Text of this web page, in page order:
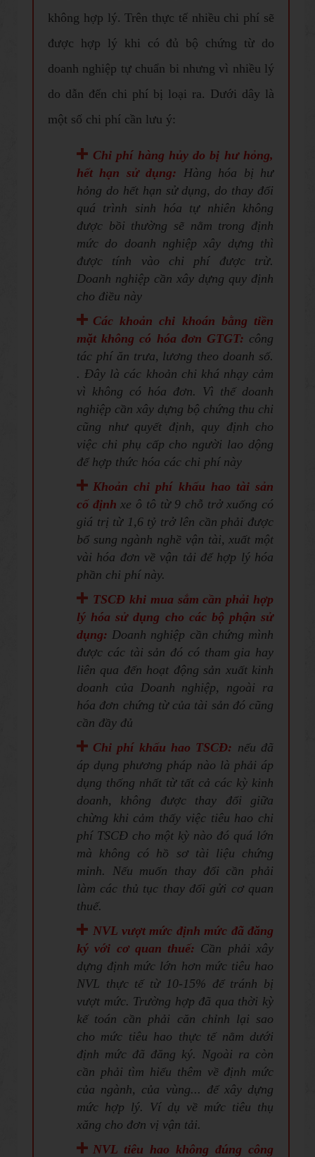
không hợp lý. Trên thực tế nhiều chi phí sẽ
được hợp lý khi có đủ bộ chứng từ do
doanh nghiệp tự chuẩn bi nhưng vì nhiều lý
do dẫn đến chi phí bị loại ra. Dưới dây là
một số chi phí cần lưu ý:
Chi phí hàng hủy do bị hư hỏng,
hết hạn sử dụng: Hàng hóa bị hư
hỏng do hết hạn sử dụng, do thay đổi
quá trình sinh hóa tự nhiên không
được bồi thường sẽ nằm trong định
mức do doanh nghiệp xây dựng thì
được tính vào chi phí được trừ.
Doanh nghiệp cần xây dựng quy định
cho điều này
Các khoản chi khoán bằng tiền
mặt không có hóa đơn GTGT: công
tác phí ăn trưa, lương theo doanh số.
. Đây là các khoản chi khá nhạy cảm
vì không có hóa đơn. Vì thế doanh
nghiệp cần xây dựng bộ chứng thu chi
cũng như quyết định, quy định cho
việc chi phụ cấp cho người lao dộng
để hợp thức hóa các chi phí này
Khoản chi phí khấu hao tài sản
cố định xe ô tô từ 9 chỗ trở xuống có
giá trị từ 1,6 tỷ trở lên cần phải được
bổ sung ngành nghề vận tài, xuất một
vài hóa đơn về vận tải để hợp lý hóa
phần chi phí này.
TSCĐ khi mua sắm cần phải hợp
lý hóa sử dụng cho các bộ phận sử
dụng: Doanh nghiệp cần chứng mình
được các tài sản đó có tham gia hay
liên qua đến hoạt động sản xuất kinh
doanh của Doanh nghiệp, ngoài ra
hóa đơn chứng từ của tài sản đó cũng
cần đầy đủ
Chi phí khấu hao TSCĐ: nếu đã
áp dụng phương pháp nào là phải áp
dụng thống nhất từ tất cả các kỳ kinh
doanh, không được thay đổi giữa
chừng khi cảm thấy việc tiêu hao chi
phí TSCĐ cho một kỳ nào đó quá lớn
mà không có hồ sơ tài liệu chứng
minh. Nếu muốn thay đổi cần phải
làm các thủ tục thay đổi gửi cơ quan
thuế.
NVL vượt mức định mức đã đăng
ký với cơ quan thuế: Cần phải xây
dựng định mức lớn hơn mức tiêu hao
NVL thực tế từ 10-15% để tránh bị
vượt mức. Trường hợp đã qua thời kỳ
kế toán cần phải căn chỉnh lại sao
cho mức tiêu hao thực tế nằm dưới
định mức đã đăng ký. Ngoài ra còn
cần phải tìm hiểu thêm về định mức
của ngành, của vùng... để xây dựng
mức hợp lý. Ví dụ về mức tiêu thụ
xăng cho đơn vị vận tải.
NVL tiêu hao không đúng công